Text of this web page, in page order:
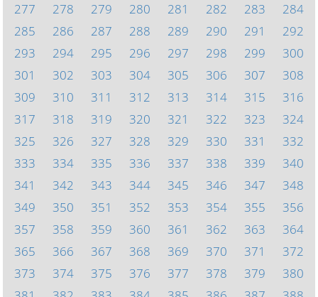
277
278 279 280 281 282 283
284
285
286 287 288 289 290 291
292
293
294 295 296 297 298 299
300
301
302 303 304 305 306 307
308
309
310 311 312 313 314 315
316
317
318 319 320 321 322 323
324
325
326 327 328 329 330 331
332
333
334 335 336 337 338 339
340
341
342 343 344 345 346 347
348
349
350 351 352 353 354 355
356
357
358 359 360 361 362 363
364
365
366 367 368 369 370 371
372
373
374 375 376 377 378 379
380